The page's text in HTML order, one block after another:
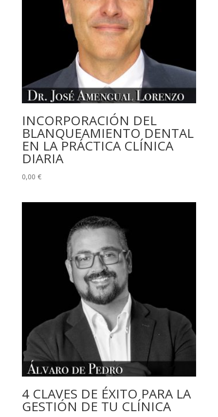
INCORPORACIÓN DEL
BLANQUEAMIENTO DENTAL
EN LA PRÁCTICA CLÍNICA
DIARIA
0,00 €
4 CLAVES DE ÉXITO PARA LA
GESTIÓN DE TU CLÍNICA